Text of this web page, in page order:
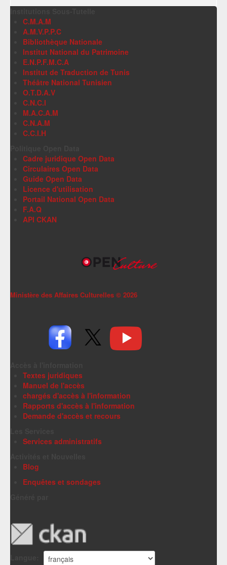
C.M.A.M
A.M.V.P.P.C
Bibliothèque Nationale
Institut National du Patrimoine
E.N.P.F.M.C.A
Institut de Traduction de Tunis
Théâtre National Tunisien
O.T.D.A.V
C.N.C.I
M.A.C.A.M
C.N.A.M
C.C.I.H
Cadre juridique Open Data
Circulaires Open Data
Guide Open Data
Licence d'utilisation
Portail National Open Data
F.A.Q
API CKAN
Ministère des Affaires Culturelles © 2026
Textes juridiques
Manuel de l'accès
chargés d'accès à l'information
Rapports d'accès à l'information
Demande d'accès et recours
Services administratifs
Blog
Enquêtes et sondages